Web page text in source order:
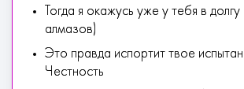
Тогда я окажусь уже у тебя в
алмазов)
Это правда испортит твое
Честность